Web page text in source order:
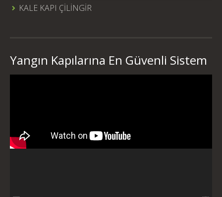
KALE KAPI ÇİLİNGİR
Yangın Kapılarına En Güvenli Sistem